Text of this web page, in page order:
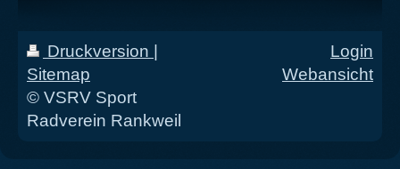
Druckversion
Sitemap
© VSRV Sport
Radverein Rankweil
Login
Webansicht